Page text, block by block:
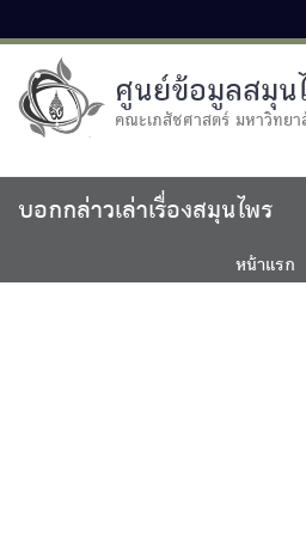
ศูนย์ข้อมูลสมุน
คณะเภสัชศาสตร์ มหาวิทยา
บอกกล่าวเล่าเรื่องสมุนไพร
หน้าแรก